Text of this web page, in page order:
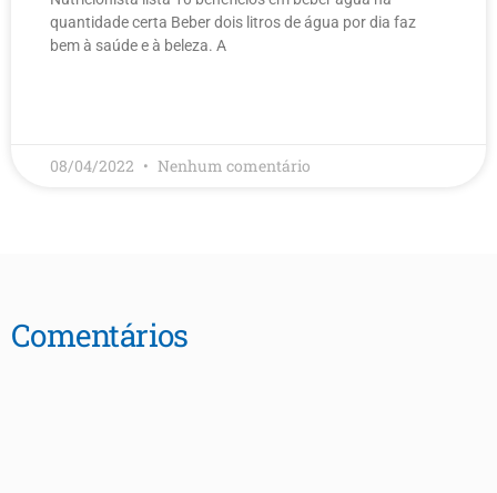
quantidade certa Beber dois litros de água por dia faz
bem à saúde e à beleza. A
08/04/2022 Nenhum comentário
Comentários